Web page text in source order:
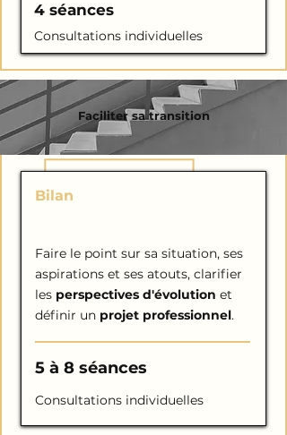
4 séances
Consultations individuelles
Faciliter sa transition
Bilan
Faire le point sur sa situation, ses
aspirations et ses atouts, clarifier
les perspectives d'évolution et
définir un projet professionnel.
5 à 8 séances
Consultations individuelles